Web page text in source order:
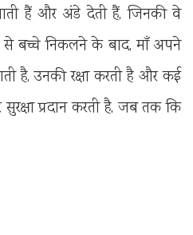
हैं और अंडे देती हैं, जिनकी वे
से बच्चे निकलने के बाद, माँ अपने
है, उनकी रक्षा करती है और कई
प्रदान करती है, जब तक कि